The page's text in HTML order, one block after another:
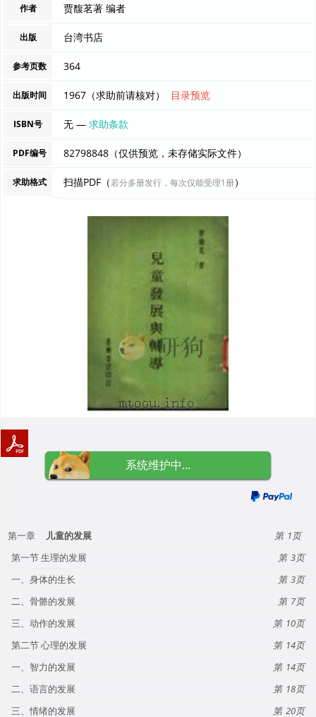
作者 贾馥茗著 编者
出版 台湾书店
参考页数 364
出版时间 1967（求助前请核对） 目录预览
ISBN号 无 —求助条款
PDF编号 82798848（仅供预览，未存储实际文件）
求助格式 扫描PDF（若分多册发行，每次仅能受理1册）
系统维护中...
第一章 儿童的发展
1
第一节 生理的发展
3
一、身体的生长
3
二、骨骼的发展
7
三、动作的发展
10
第二节 心理的发展
14
一、智力的发展
14
二、语言的发展
18
三、情绪的发展
20